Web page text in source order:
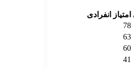
امتیاز انفرادی
78
63
60
41